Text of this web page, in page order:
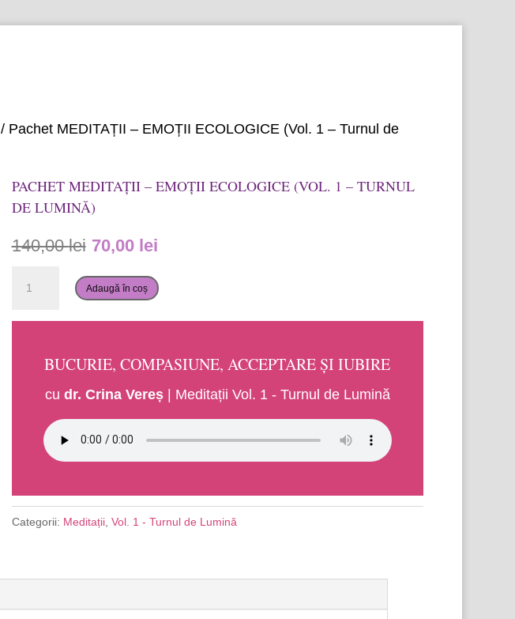
/ Pachet MEDITAȚII – EMOȚII ECOLOGICE (Vol. 1 – Turnul de
PACHET MEDITAȚII – EMOȚII ECOLOGICE (VOL. 1 – TURNUL
DE LUMINĂ)
140,00lei 70,00 lei
MEDITAȚII
EMOȚII
Lumină)
Adaugă în coș
BUCURIE, COMPASIUNE, ACCEPTARE ȘI IUBIRE
cu dr. Crina Vereș| Meditații Vol. 1 - Turnul de Lumină
Categorii: Meditații, Vol. 1 - Turnul de Lumină